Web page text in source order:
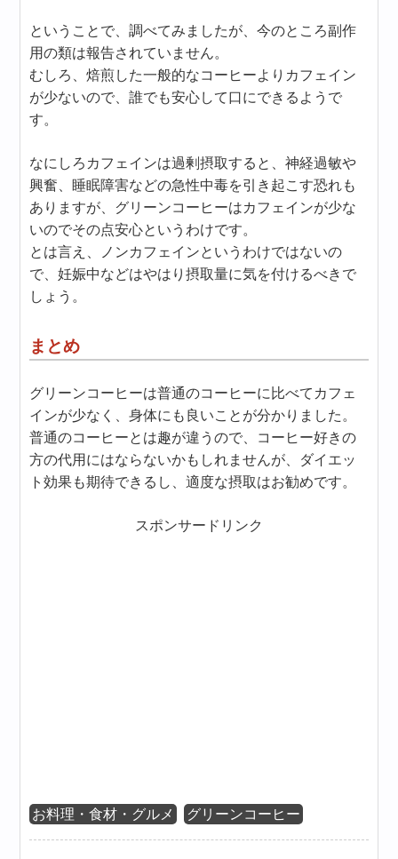
ということで、調べてみましたが、今のところ副作
用の類は報告されていません。
むしろ、焙煎した一般的なコーヒーよりカフェイン
が少ないので、誰でも安心して口にできるようで
す。
なにしろカフェインは過剰摂取すると、神経過敏や
興奮、睡眠障害などの急性中毒を引き起こす恐れも
ありますが、グリーンコーヒーはカフェインが少な
いのでその点安心というわけです。
とは言え、ノンカフェインというわけではないの
で、妊娠中などはやはり摂取量に気を付けるべきで
しょう。
まとめ
グリーンコーヒーは普通のコーヒーに比べてカフェ
インが少なく、身体にも良いことが分かりました。
普通のコーヒーとは趣が違うので、コーヒー好きの
方の代用にはならないかもしれませんが、ダイエッ
ト効果も期待できるし、適度な摂取はお勧めです。
スポンサードリンク
お料理・食材・グルメ グリーンコーヒー